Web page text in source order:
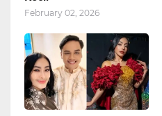
February 02, 2026